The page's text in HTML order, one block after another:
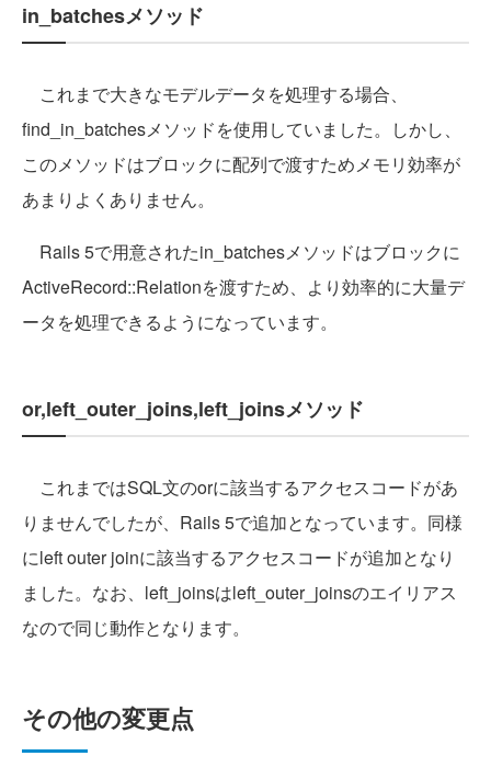
in_batchesメソッド
これまで大きなモデルデータを処理する場合、
find_in_batchesメソッドを使用していました。しかし、
このメソッドはブロックに配列で渡すためメモリ効率が
あまりよくありません。
Rails 5で用意されたin_batchesメソッドはブロックに
ActiveRecord::Relationを渡すため、より効率的に大量デ
ータを処理できるようになっています。
or,left_outer_joins,left_joinsメソッド
これまではSQL文のorに該当するアクセスコードがあ
りませんでしたが、Rails 5で追加となっています。同様
にleft outer joinに該当するアクセスコードが追加となり
ました。なお、left_joinsはleft_outer_joinsのエイリアス
なので同じ動作となります。
その他の変更点